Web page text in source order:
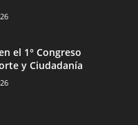
el 1° Congreso
y Ciudadanía